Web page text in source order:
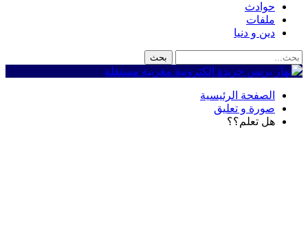
حوادث
ملفات
دين و دنيا
الصفحة الرئيسية
صورة و تعليق
هل تعلم؟؟